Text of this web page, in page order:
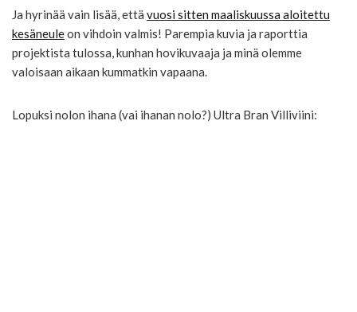
Ja hyrinää vain lisää, että vuosi sitten maaliskuussa aloitettu
kesäneuleon vihdoin valmis! Parempia kuvia ja raporttia
projektista tulossa, kunhan hovikuvaaja ja minä olemme
valoisaan aikaan kummatkin vapaana.
Lopuksi nolon ihana (vai ihanan nolo?) Ultra Bran Villiviini: